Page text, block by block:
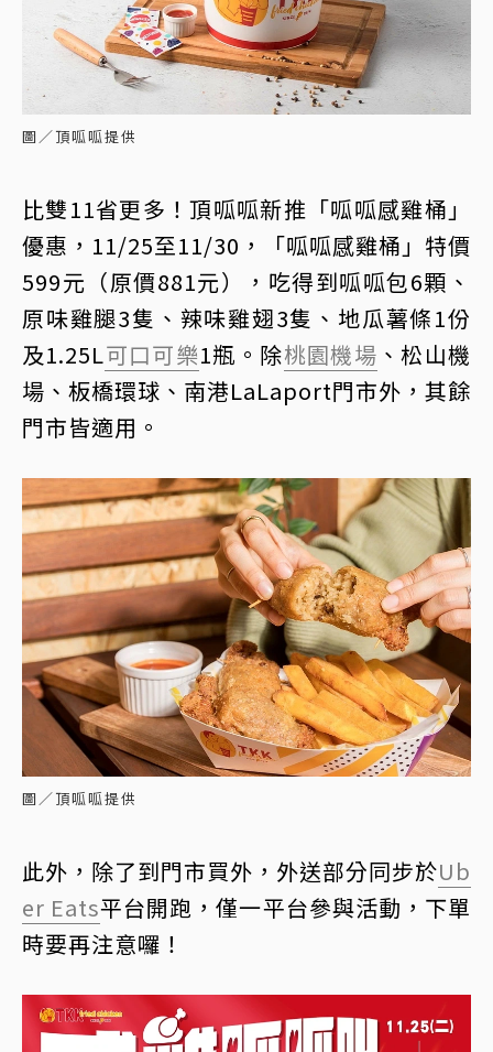
圖／頂呱呱提供
比雙11省更多！頂呱呱新推「呱呱感雞桶」
優惠，11/25至11/30，「呱呱感雞桶」特價
599元（原價881元），吃得到呱呱包6顆、
原味雞腿3隻、辣味雞翅3隻、地瓜薯條1份
及1.25L可口可樂1瓶。除桃園機場 、松山機
場、板橋環球、南港LaLaport門市外，其餘
門市皆適用。
圖／頂呱呱提供
此外，除了到門市買外，外送部分同步於Ub
er Eats平台開跑，僅一平台參與活動，下單
時要再注意囉！